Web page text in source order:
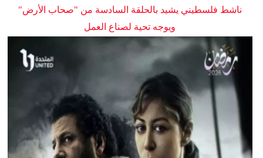
ناشط فلسطيني يشيد بالحلقة السادسة من "صحاب الأرض"
ويوجه تحية لصناع العمل